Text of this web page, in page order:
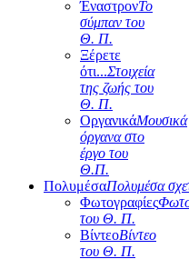
ΈναστρονΤο
σύμπαν του
Θ. Π.
Ξέρετε
ότι...Στοιχεία
της ζωής του
Θ. Π.
ΟργανικάΜουσικά
όργανα στο
έργο του
Θ.Π.
ΠολυμέσαΠολυμέσα
Φωτογραφίες
του Θ. Π.
ΒίντεοΒίντεο
του Θ. Π.